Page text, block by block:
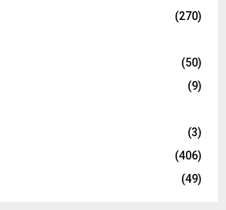
(270)
(50)
(9)
(3)
(406)
(49)